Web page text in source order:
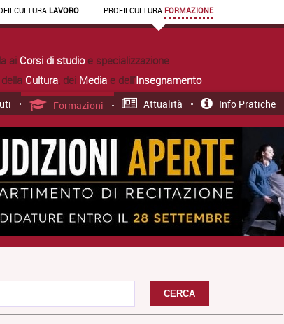
CULTURA LAVORO PROFILCULTURA FORMAZIONE
ai Corsi di studioe specializzazione
della Cultura, dei Media e dell'Insegnamento
Formazioni Attualità Info Pratiche
CERCA